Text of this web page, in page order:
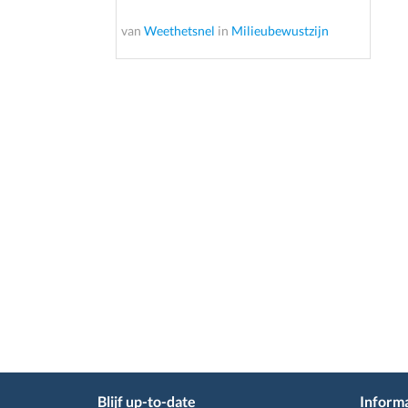
van Weethetsnel in Milieubewustzijn
Blijf up-to-date